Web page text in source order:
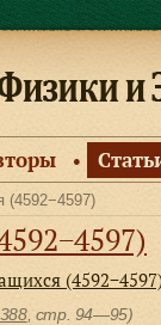
●
(4592−4597)
, стр. 94—95)